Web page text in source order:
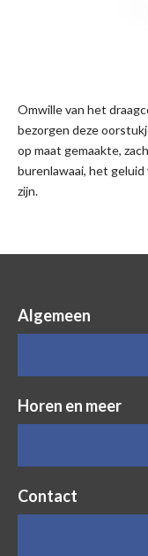
Omwille van het
bezorgen deze
op maat gemaakte,
burenlawaai, het
zijn.
Algemeen
Horen en meer
Contact